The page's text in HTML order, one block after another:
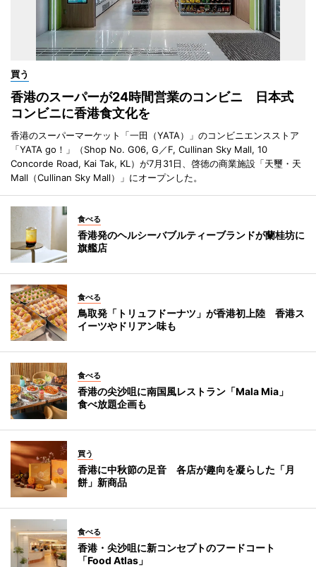
買う
香港のスーパーが24時間営業のコンビニ 日本式
コンビニに香港食文化を
香港のスーパーマーケット「一田（YATA）」のコンビニエンスストア
「YATA go！」（Shop No. G06, G／F, Cullinan Sky Mall, 10
Concorde Road, Kai Tak, KL）が7月31日、啓徳の商業施設「天璽・天
Mall（Cullinan Sky Mall）」にオープンした。
食べる
香港発のヘルシーバブルティーブランドが蘭桂坊に
旗艦店
食べる
鳥取発「トリュフドーナツ」が香港初上陸 香港ス
イーツやドリアン味も
食べる
香港の尖沙咀に南国風レストラン「Mala Mia」
食べ放題企画も
買う
香港に中秋節の足音 各店が趣向を凝らした「月
餅」新商品
食べる
香港・尖沙咀に新コンセプトのフードコート
「Food Atlas」